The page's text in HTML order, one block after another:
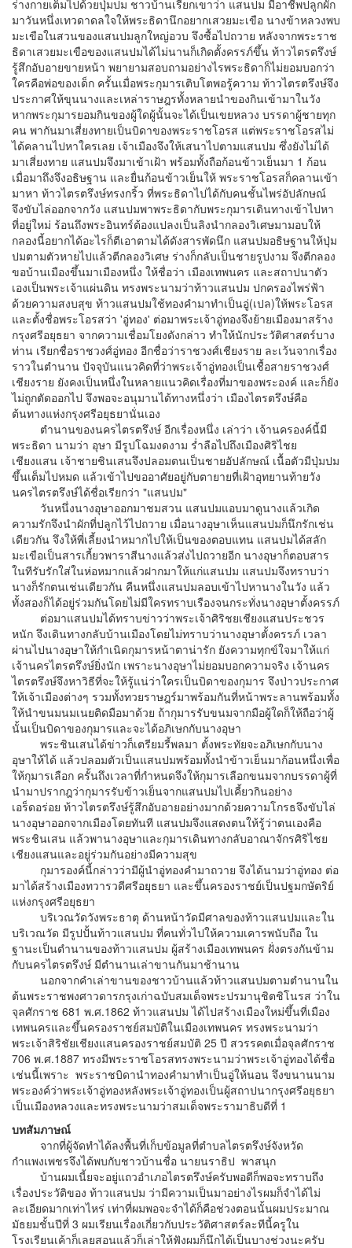
ร่างกายเต็มไปด้วยปุ่มปม ชาวบ้านเรียกเขาว่า แสนปม มีอาชีพปลูกผัก
มาวันหนึ่งเทวดาดลใจให้พระธิดานึกอยากเสวยมะเขือ นางข้าหลวงพบ
มะเขือในสวนของแสนปมลูกใหญ่อวบ จึงซื้อไปถวาย หลังจากพระราช
ธิดาเสวยมะเขือของแสนปมได้ไม่นานก็เกิดตั้งครรภ์ขึ้น ท้าวไตรตรึงษ์
รู้สึกอับอายขายหน้า พยายามสอบถามอย่างไรพระธิดาก็ไม่ยอมบอกว่า
ใครคือพ่อของเด็ก ครั้นเมื่อพระกุมารเติบโตพอรู้ความ ท้าวไตรตรึงษ์จึง
ประกาศให้ขุนนางและเหล่าราษฎรทั้งหลายนำของกินเข้ามาในวัง
หากพระกุมารยอมกินของผู้ใดผู้นั้นจะได้เป็นเขยหลวง บรรดาผู้ชายทุก
คน พากันมาเสี่ยงทายเป็นบิดาของพระราชโอรส แต่พระราชโอรสไม่
ได้คลานไปหาใครเลย เจ้าเมืองจึงให้เสนาไปตามแสนปม ซึ่งยังไม่ได้
มาเสี่ยงทาย แสนปมจึงมาเข้าเฝ้า พร้อมทั้งถือก้อนข้าวเย็นมา 1 ก้อน
เมื่อมาถึงจึงอธิษฐาน และยื่นก้อนข้าวเย็นให้ พระราชโอรสก็คลานเข้า
มาหา ท้าวไตรตรึงษ์ทรงกริ้ว ที่พระธิดาไปได้กับคนชั้นไพร่อัปลักษณ์
จึงขับไล่ออกจากวัง แสนปมพาพระธิดากับพระกุมารเดินทางเข้าไปหา
ที่อยู่ใหม่ ร้อนถึงพระอินทร์ต้องแปลงเป็นลิงนำกลองวิเศษมามอบให้
กลองนี้อยากได้อะไรก็ตีเอาตามได้ดังสารพัดนึก แสนปมอธิษฐานให้ปุ่ม
ปมตามตัวหายไปแล้วตีกลองวิเศษ ร่างก็กลับเป็นชายรูปงาม จึงตีกลอง
ขอบ้านเมืองขึ้นมาเมืองหนึ่ง ให้ชื่อว่า เมืองเทพนคร และสถาปนาตัว
เองเป็นพระเจ้าแผ่นดิน ทรงพระนามว่าท้าวแสนปม ปกครองไพร่ฟ้า
ด้วยความสงบสุข ท้าวแสนปมใช้ทองคำมาทำเป็นอู่(เปล)ให้พระโอรส
และตั้งชื่อพระโอรสว่า 'อู่ทอง' ต่อมาพระเจ้าอู่ทองจึงย้ายเมืองมาสร้าง
กรุงศรีอยุธยา จากความเชื่อมโยงดังกล่าว ทำให้นักประวัติศาสตร์บาง
ท่าน เรียกชื่อราชวงศ์อู่ทอง อีกชื่อว่าราชวงศ์เชียงราย ละเว้นจากเรื่อง
ราวในตำนาน ปัจจุบันแนวคิดที่ว่าพระเจ้าอู่ทองเป็นเชื้อสายราชวงศ์
เชียงราย ยังคงเป็นหนึ่งในหลายแนวคิดเรื่องที่มาของพระองค์ และก็ยัง
ไม่ถูกตัดออกไป จึงพอจะอนุมานได้ทางหนึ่งว่า เมืองไตรตรึงษ์คือ
ต้นทางแห่งกรุงศรีอยุธยานั่นเอง
ตำนานของนครไตรตรึงษ์ อีกเรื่องหนึ่ง เล่าว่า เจ้านครองค์นี้มี
พระธิดา นามว่า อุษา มีรูปโฉมงดงาม ร่ำลือไปถึงเมืองศิริไชย
เชียงแสน เจ้าชายชินเสนจึงปลอมตนเป็นชายอัปลักษณ์ เนื้อตัวมีปุ่มปม
ขึ้นเต็มไปหมด แล้วเข้าไปขออาศัยอยู่กับตายายที่เฝ้าอุทยานท้ายวัง
นครไตรตรึงษ์ได้ชื่อเรียกว่า "แสนปม"
วันหนึ่งนางอุษาออกมาชมสวน แสนปมแอบมาดูนางแล้วเกิด
ความรักจึงนำผักที่ปลูกไว้ไปถวาย เมื่อนางอุษาเห็นแสนปมก็นึกรักเช่น
เดียวกัน จึงให้พี่เลี้ยงนำหมากไปให้เป็นของตอบแทน แสนปมได้สลัก
มะเขือเป็นสารเกี้ยวพาราสีนางแล้วส่งไปถวายอีก นางอุษาก็ตอบสาร
ในทีรับรักใส่ในห่อหมากแล้วฝากมาให้แก่แสนปม แสนปมจึงทราบว่า
นางก็รักตนเช่นเดียวกัน คืนหนึ่งแสนปมลอบเข้าไปหานางในวัง แล้ว
ทั้งสองก็ได้อยู่ร่วมกันโดยไม่มีใครทราบเรืองจนกระทั่งนางอุษาตั้งครรภ์
ต่อมาแสนปมได้ทราบข่าวว่าพระเจ้าศิริชยเชียงแสนประชวร
หนัก จึงเดินทางกลับบ้านเมืองโดยไม่ทราบว่านางอุษาตั้งครรภ์ เวลา
ผ่านไปนางอุษาให้กำเนิดกุมารหน้าตาน่ารัก ยังความทุกข์ใจมาให้แก่
เจ้านครไตรตรึงษ์ยิ่งนัก เพราะนางอุษาไม่ยอมบอกความจริง เจ้านคร
ไตรตรึงษ์จึงหาวิธีที่จะให้รู้แน่ว่าใครเป็นบิดาของกุมาร จึงป่าวประกาศ
ให้เจ้าเมืองต่างๆ รวมทั้งทวยราษฎร์มาพร้อมกันที่หน้าพระลานพร้อมทั้ง
ให้นำขนมนมเนยติดมือมาด้วย ถ้ากุมารรับขนมจากมือผู้ใดก็ให้ถือว่าผู้
นั้นเป็นบิดาของกุมารและจะได้อภิเษกกับนางอุษา
พระชินเสนได้ข่าวก็เตรียมรี้พลมา ตั้งพระทัยจะอภิเษกกับนาง
อุษาให้ได้ แล้วปลอมตัวเป็นแสนปมพร้อมทั้งนำข้าวเย็นมาก้อนหนึ่งเพื่อ
ให้กุมารเลือก ครั้นถึงเวลาที่กำหนดจึงให้กุมารเลือกขนมจากบรรดาผู้ที่
นำมาปรากฎว่ากุมารรับข้าวเย็นจากแสนปมไปเคี้ยวกินอย่าง
เอร็ดอร่อย ท้าวไตรตรึงษ์รู้สึกอับอายอย่างมากด้วยความโกรธจึงขับไล่
นางอุษาออกจากเมืองโดยทันที แสนปมจึงแสดงตนให้รู้ว่าตนเองคือ
พระชินเสน แล้วพานางอุษาและกุมารเดินทางกลับอาณาจักรศิริไชย
เชียงแสนและอยู่ร่วมกันอย่างมีความสุข
กุมารองค์นี้กล่าวว่ามีผู้นำอู่ทองคำมาถวาย จึงได้นามว่าอู่ทอง ต่อ
มาได้สร้างเมืองทวารวดีศรีอยุธยา และขึ้นครองราชย์เป็นปฐมกษัตริย์
แห่งกรุงศรีอยุธยา
บริเวณวัดวังพระธาตุ ด้านหน้าวัดมีศาลของท้าวแสนปมและใน
บริเวณวัด มีรูปปั้นท้าวแสนปม ที่คนทั่วไปให้ความเคารพนับถือ ใน
ฐานะเป็นตำนานของท้าวแสนปม ผู้สร้างเมืองเทพนคร ฝั่งตรงกันข้าม
กับนครไตรตรึงษ์ มีตำนานเล่าขานกันมาช้านาน
นอกจากคำเล่าขานของชาวบ้านแล้วท้าวแสนปมตามตำนานใน
ต้นพระราชพงศาวดารกรุงเก่าฉบับสมเด็จพระปรมานุชิตชิโนรส ว่าใน
จุลศักราช 681 พ.ศ.1862 ท้าวแสนปม ได้ไปสร้างเมืองใหม่ขึ้นที่เมือง
เทพนครและขึ้นครองราชย์สมบัติในเมืองเทพนคร ทรงพระนามว่า
พระเจ้าสิริชัยเชียงแสนครองราชย์สมบัติ 25 ปี สวรรคตเมื่อจุลศักราช
706 พ.ศ.1887 ทรงมีพระราชโอรสทรงพระนามว่าพระเจ้าอู่ทองได้ชื่อ
เช่นนี้เพราะ พระราชบิดานำทองคำมาทำเป็นอู่ให้นอน จึงขนานนาม
พระองค์ว่าพระเจ้าอู่ทองหลังพระเจ้าอู่ทองเป็นผู้สถาปนากรุงศรีอยุธยา
เป็นเมืองหลวงและทรงพระนามว่าสมเด็จพระรามาธิบดีที่ 1
บทสัมภาษณ์
จากที่ผู้จัดทำได้ลงพื้นที่เก็บข้อมูลที่ตำบลไตรตรึงษ์จังหวัด
กำแพงเพชรจึงได้พบกับชาวบ้านชื่อ นายนราธิป พาสนุก
บ้านผมเนี้ยจะอยู่แถวอำเภอไตรตรึงษ์ครับพอดีก็พอจะทราบถึง
เรื่องประวัติของ ท้าวแสนปม ว่ามีความเป็นมาอย่างไรผมก็จำได้ไม่
ละเอียดมากเท่าไหร่ เท่าที่ผมพอจะจำได้ก็คือช่วงตอนนั้นผมประมาณ
มัธยมชั้นปีที่ 3 ผมเรียนเรื่องเกี่ยวกับประวัติศาสตร์ละทีนี้ครูใน
โรงเรียนเค้าก็เลยสอนแล้วก็เล่าให้ฟังผมก็นึกได้เป็นบางช่วงนะครับ